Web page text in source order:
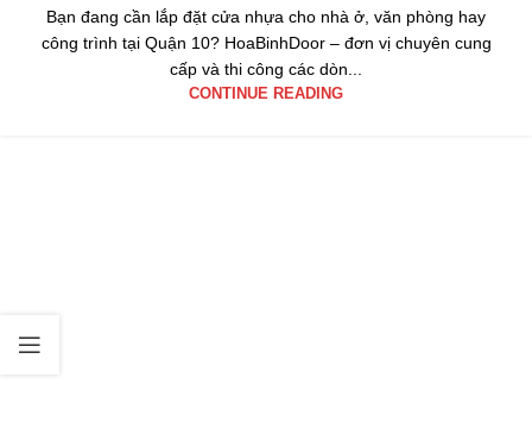
Bạn đang cần lắp đặt cửa nhựa cho nhà ở, văn phòng hay
công trình tại Quận 10? HoaBinhDoor – đơn vị chuyên cung
cấp và thi công các dòn...
CONTINUE READING